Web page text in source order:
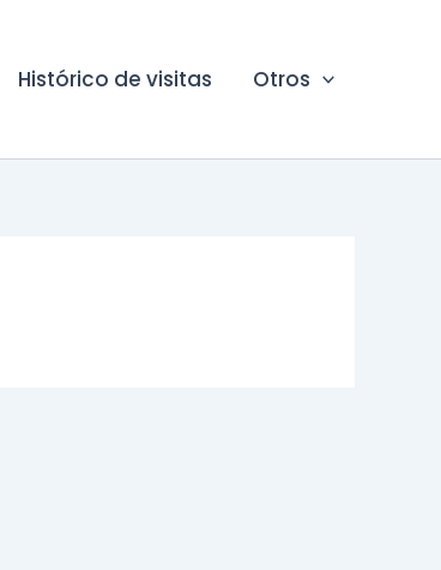
Histórico de visitas Otros